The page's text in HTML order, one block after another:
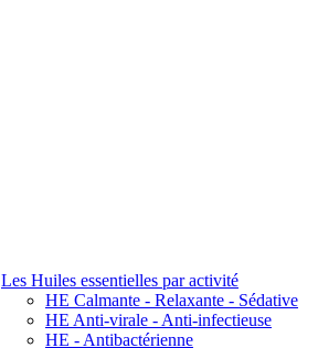
Les Huiles essentielles par activité
HE Calmante - Relaxante - Sédative
HE Anti-virale - Anti-infectieuse
HE - Antibactérienne